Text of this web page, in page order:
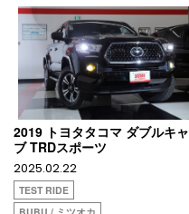
2019 トヨタタコマ ダブルキャ
ブ TRDスポーツ
2025.02.22
TEST RIDE